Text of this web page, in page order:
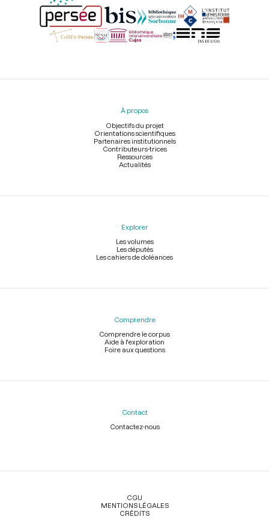
Menu
À propos
Objectifs du projet
Orientations scientifiques
Partenaires institutionnels
Contributeurs-trices
Ressources
Actualités
Explorer
Les volumes
Les députés
Les cahiers de doléances
Comprendre
Comprendre le corpus
Aide à l'exploration
Foire aux questions
Contact
Contactez-nous
Légal
CGU
MENTIONS LÉGALES
CRÉDITS